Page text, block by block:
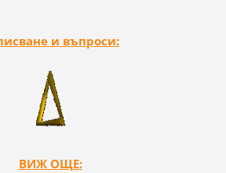
и въпроси:
ВИЖ ОЩЕ: